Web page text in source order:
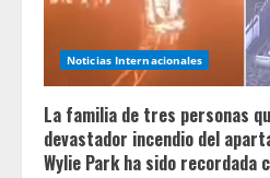
Noticias Internacionales
La familia de tres personas
devastador incendio del
Wylie Park ha sido recordada